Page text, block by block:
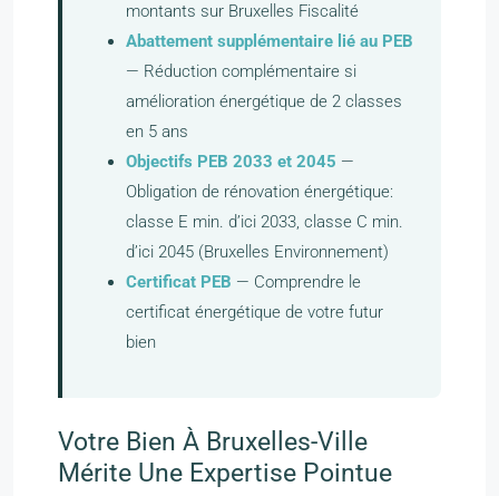
montants sur Bruxelles Fiscalité
Abattement supplémentaire lié au PEB
— Réduction complémentaire si
amélioration énergétique de 2 classes
en 5 ans
Objectifs PEB 2033 et 2045 —
Obligation de rénovation énergétique:
classe E min. d’ici 2033, classe C min.
d’ici 2045 (Bruxelles Environnement)
Certificat PEB — Comprendre le
certificat énergétique de votre futur
bien
Votre Bien À Bruxelles-Ville
Mérite Une Expertise Pointue